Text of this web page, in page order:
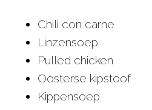
Chili con carne
Linzensoep
Pulled chicken
Oosterse kipstoof
Kippensoep